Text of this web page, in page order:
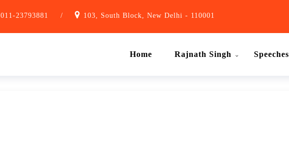
011-23793881 / 103, South Block, New Delhi - 110001
Home Rajnath Singh Speeches